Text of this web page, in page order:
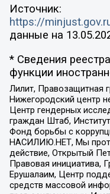
Источник:
https://
данные на
* Сведения
функции
Лилит, Правозащитная
Нижегородский центр
Центр гендерных
граждан Штаб,
Фонд борьбы с
НАСИЛИЮ.НЕТ, Мы
действие, Открытый
Правовая инициатива,
Ерушалаим, Центр
средств массовой